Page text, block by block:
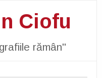
Ciofu
rămân"